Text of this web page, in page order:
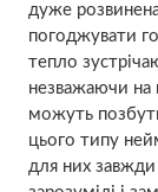
дуже
погоджувати
тепло
незважаючи на
можуть
цього типу
для них